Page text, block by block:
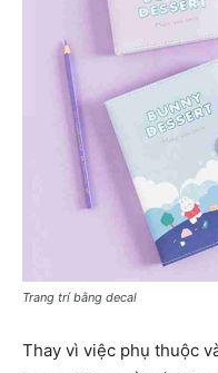
Trang trí bằng decal
Thay vì việc phụ thuộc